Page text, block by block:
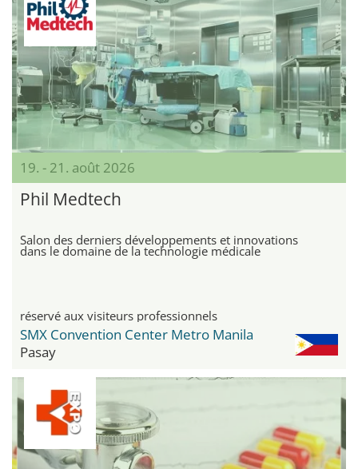
19. - 21. août 2026
Phil Medtech
Salon des derniers développements et innovations
dans le domaine de la technologie médicale
réservé aux visiteurs professionnels
SMX Convention Center Metro Manila
Pasay